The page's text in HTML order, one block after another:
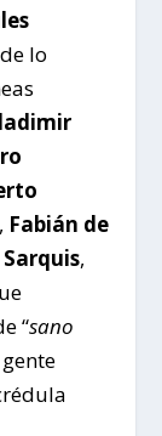
lo
, Fabián de
,
“sano